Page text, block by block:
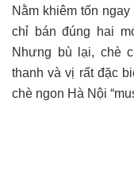
Nằm khiêm tốn
chỉ bán đúng hai
Nhưng bù lại, chè
thanh và vị rất đặc
chè ngon Hà Nội